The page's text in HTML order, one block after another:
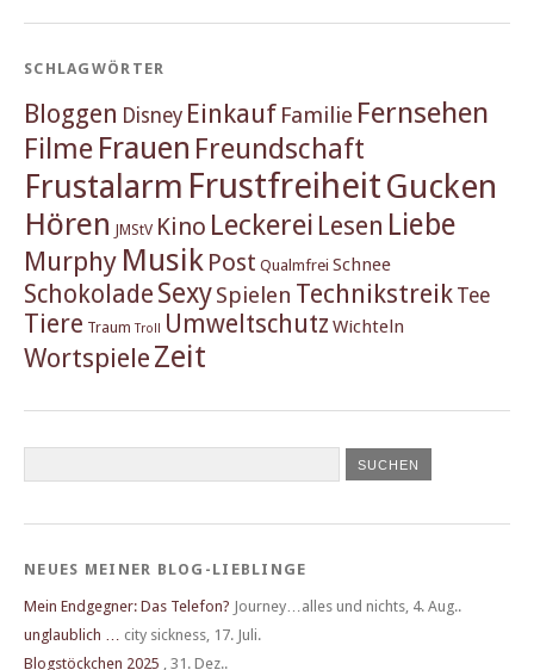
SCHLAGWÖRTER
Bloggen Disney Einkauf Familie Fernsehen
Filme Frauen Freundschaft
Frustalarm FrustfreiheitGucken
Hören JMStV Kino Leckerei Lesen Liebe
Murphy Musik Post Qualmfrei Schnee
Schokolade SexySpielen Technikstreik Tee
Tiere Traum Troll Umweltschutz Wichteln
Wortspiele Zeit
NEUES MEINER BLOG-LIEBLINGE
Mein Endgegner: Das Telefon? Journey…alles und nichts 4. Aug..
unglaublich …
city sickness 17. Juli.
Blogstöckchen 2025
31. Dez..